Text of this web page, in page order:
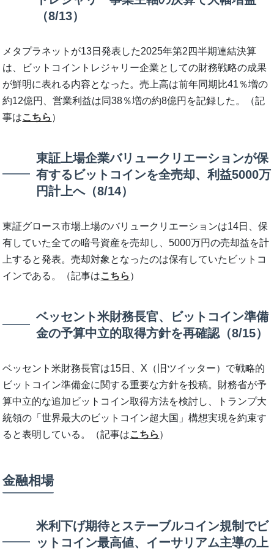
（8/13）
メタプラネットが13日発表した2025年第2四半期連結決算
は、ビットコイントレジャリー企業としての財務戦略の成果
が鮮明に表れる内容となった。売上高は前年同期比41％増の
約12億円、営業利益は同38％増の約8億円を記録した。（記
事はこちら ）
東証上場企業バリュークリエーションが保
有するビットコインを全売却、利益5000万
円計上へ（8/14）
東証グロース市場上場のバリュークリエーションは14日、保
有していた全ての暗号資産を売却し、5000万円の売却益を計
上すると発表。売却対象となったのは保有していたビットコ
インである。（記事はこちら ）
ベッセント米財務長官、ビットコイン準備
金の予算中立的取得方針を再確認（8/15）
ベッセント米財務長官は15日、X（旧ツイッター）で戦略的
ビットコイン準備金に関する重要な方針を投稿。財務省が予
算中立的な追加ビットコイン取得方法を検討し、トランプ大
統領の「世界最大のビットコイン超大国」構想実現を約束す
ると表明している。（記事はこちら ）
金融相場
米利下げ期待とステーブルコイン規制でビ
ットコイン最高値、イーサリアム主導の上